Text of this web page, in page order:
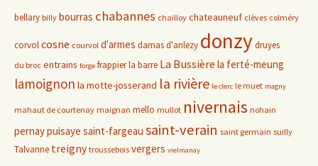
bellary billy bourras chabannes chailloy chateauneuf clèves colméry
corvolcosne courvol d'armes damas d'anlezy donzydruyes
du broc entrains forge frappierla barre La Bussière la ferté-meung
lamoignon la motte-josserand la rivière le clerc le muet magny
mahaut de courtenay maignan mello mullot nivernais nohain
pernaypuisaye saint-fargeau saint-verain saint germain suilly
Talvanne treigny troussebois vergers vielmanay